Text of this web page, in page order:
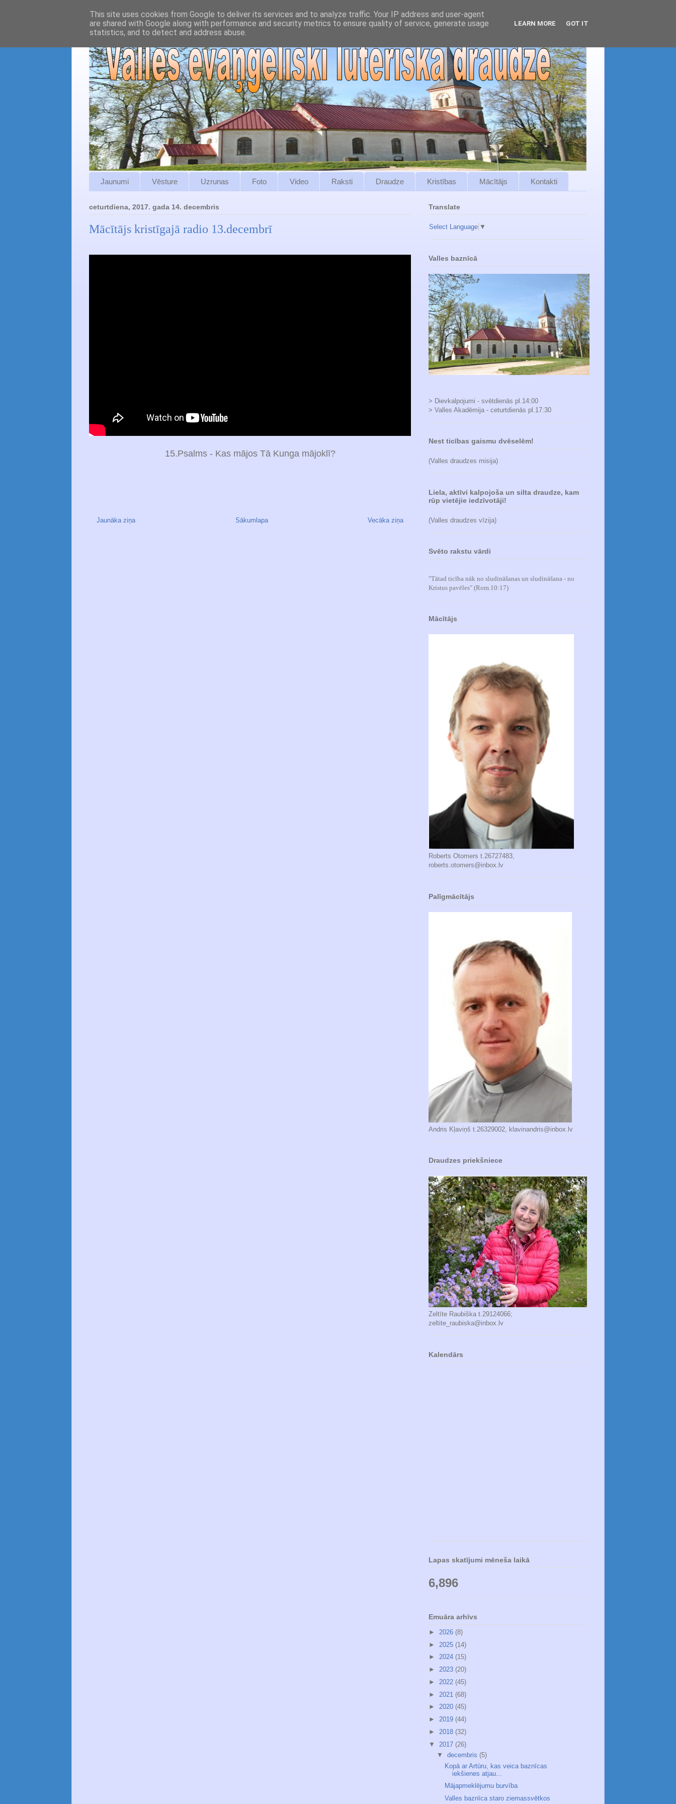
Jaunumi Vēsture Uzrunas Foto Video Raksti Draudze Kristības Mācītājs Kontakti
ceturtdiena, 2017. gada 14. decembris
Mācītājs kristīgajā radio 13.decembrī
15.Psalms - Kas mājos Tā Kunga mājoklī?
Jaunāka ziņa Vecāka ziņa
Sākumlapa
Translate
Select Language ▼
Valles baznīcā
> Dievkalpojumi - svētdienās pl.14:00
> Valles Akadēmija - ceturtdienās pl.17:30
Nest ticības gaismu dvēselēm!
(Valles draudzes misija)
Liela, aktīvi kalpojoša un silta draudze, kam
rūp vietējie iedzīvotāji!
(Valles draudzes vīzija)
Svēto rakstu vārdi
"Tātad ticība nāk no sludināšanas un sludināšana - no
Kristus pavēles" (Rom.10:17)
Mācītājs
Roberts Otomers t.26727483,
roberts.otomers@inbox.lv
Palīgmācītājs
Andris Kļaviņš t.26329002, klavinandris@inbox.lv
Draudzes priekšniece
Zeltīte Raubiška t.29124066;
zeltite_raubiska@inbox.lv
Kalendārs
Lapas skatījumi mēneša laikā
6,896
Emuāra arhīvs
► 2026 (8)
► 2025 (14)
► 2024 (15)
► 2023 (20)
► 2022 (45)
► 2021 (68)
► 2020 (45)
► 2019 (44)
► 2018 (32)
▼ 2017 (26)
▼ decembris (5)
Kopā ar Artūru, kas veica baznīcas
iekšienes atjau...
Mājapmeklējumu burvība
Valles baznīca staro ziemassvētkos
This site uses cookies from Google to deliver its services and to analyze traffic. Your IP address and user-agent
are shared with Google along with performance and security metrics to ensure quality of service, generate usage
statistics, and to detect and address abuse.
LEARN MORE GOT IT